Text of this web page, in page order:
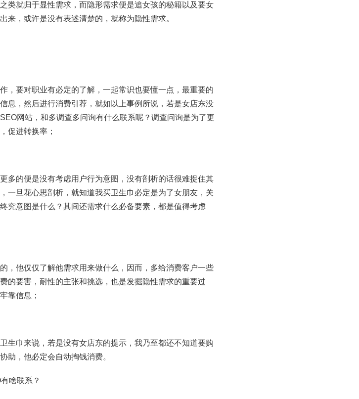
类就归于显性需求，而隐形需求便是追女孩的秘籍以及要女
来，或许是没有表述清楚的，就称为隐性需求。
，要对职业有必定的了解，一起常识也要懂一点，最重要的
息，然后进行消费引荐，就如以上事例所说，若是女店东没
网站，和多调查多问询有什么联系呢？调查问询是为了更
促进转换率；
多的便是没有考虑用户行为意图，没有剖析的话很难捉住其
一旦花心思剖析，就知道我买卫生巾必定是为了女朋友，关
究意图是什么？其间还需求什么必备要素，都是值得考虑
，他仅仅了解他需求用来做什么，因而，多给消费客户一些
的要害，耐性的主张和挑选，也是发掘隐性需求的重要过
靠信息；
生巾来说，若是没有女店东的提示，我乃至都还不知道要购
助，他必定会自动掏钱消费。
啥联系？